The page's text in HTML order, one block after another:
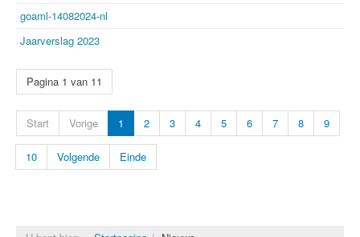
goaml-14082024-nl
Jaarverslag 2023
Pagina 1 van 11
Start Vorige 1 2 3 4 5 6 7 8 9
10 Volgende Einde